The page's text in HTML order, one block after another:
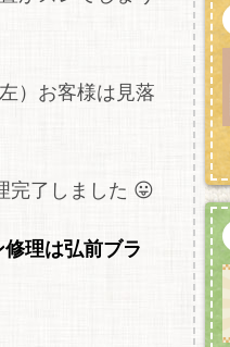
）お客様は見落
完了しました 😛
理は弘前ブラ